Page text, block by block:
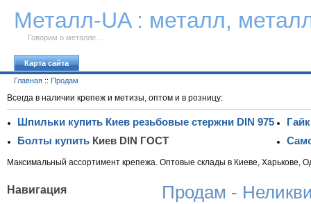
Металл-UA : металл,
Говорим о металле ...
Карта сайта
Главная :: Продам
Всегда в наличии крепеж и метизы, оптом и в розницу:
Шпильки купить Киев резьбовые стержни DIN 975
Болты купитьКиев DIN ГОСТ
Максимальный ассортимент крепежа. Оптовые склады в Киеве, Харькове,
Навигация Продам -